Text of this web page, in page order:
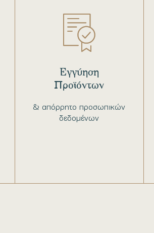
& απόρρητο προσωπικών
δεδομένων
Εγγύηση
Προϊόντων